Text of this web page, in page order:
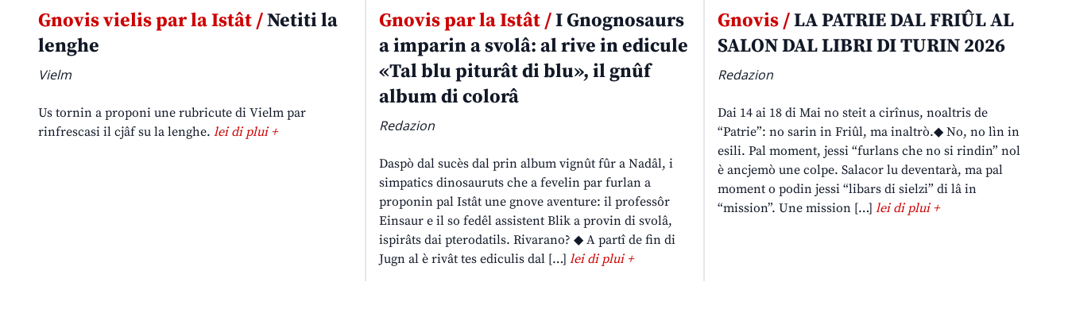
Gnovis vielis par la Istât /Netiti la
lenghe
Vielm
Us tornin a proponi une rubricute di Vielm par
rinfrescasi il cjâf su la lenghe. lei di plui +
Gnovis par la Istât /I Gnognosaurs
a imparin a svolâ: al rive in edicule
«Tal blu piturât di blu», il gnûf
album di colorâ
Redazion
Daspò dal sucès dal prin album vignût fûr a Nadâl, i
simpatics dinosauruts che a fevelin par furlan a
proponin pal Istât une gnove aventure: il professôr
Einsaur e il so fedêl assistent Blik a provin di svolâ,
ispirâts dai pterodatils. Rivarano? ◆ A partî de fin di
Jugn al è rivât tes ediculis dal […] lei di plui +
Gnovis /LA PATRIE DAL FRIÛL AL
SALON DAL LIBRI DI TURIN 2026
Redazion
Dai 14 ai 18 di Mai no steit a cirînus, noaltris de
“Patrie”: no sarin in Friûl, ma inaltrò.◆ No, no lìn in
esili. Pal moment, jessi “furlans che no si rindin” nol
è ancjemò une colpe. Salacor lu deventarà, ma pal
moment o podin jessi “libars di sielzi” di lâ in
“mission”. Une mission […]lei di plui +